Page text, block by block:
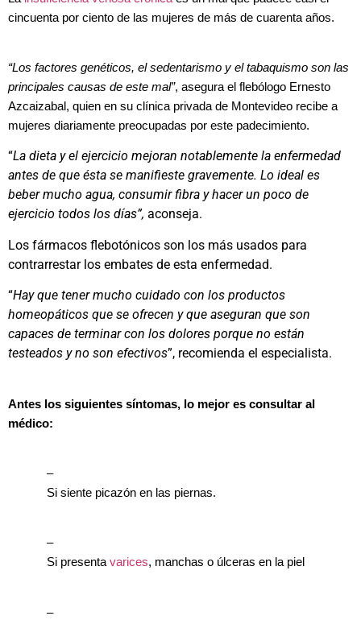
cincuenta por ciento de las mujeres de más de cuarenta años.
“Los factores genéticos, el sedentarismo y el tabaquismo son las
principales causas de este mal”, asegura el flebólogo Ernesto
Azcaizabal, quien en su clínica privada de Montevideo recibe a
mujeres diariamente preocupadas por este padecimiento.
“La dieta y el ejercicio mejoran notablemente la enfermedad
antes de que ésta se manifieste gravemente. Lo ideal es
beber mucho agua, consumir fibra y hacer un poco de
ejercicio todos los días”, aconseja.
Los fármacos flebotónicos son los más usados para
contrarrestar los embates de esta enfermedad.
“Hay que tener mucho cuidado con los productos
homeopáticos que se ofrecen y que aseguran que son
capaces de terminar con los dolores porque no están
testeados y no son efectivos”, recomienda el especialista.
Antes los siguientes síntomas, lo mejor es consultar al
médico:
–
Si siente picazón en las piernas.
–
Si presentavarices, manchas o úlceras en la piel
–